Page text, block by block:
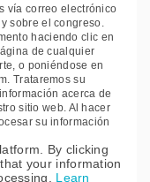
vía correo electrónico
sobre el congreso.
haciendo clic en
de cualquier
o poniéndose en
Trataremos su
acerca de
sitio web. Al hacer
su información
By clicking
your information
Learn